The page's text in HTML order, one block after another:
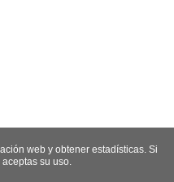
web y obtener estadísticas. Si
su uso.